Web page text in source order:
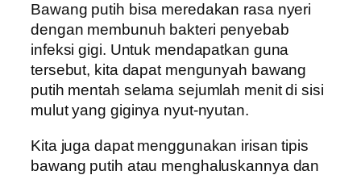
Bawang putih bisa meredakan rasa nyeri
dengan membunuh bakteri penyebab
infeksi gigi. Untuk mendapatkan guna
tersebut, kita dapat mengunyah bawang
putih mentah selama sejumlah menit di sisi
mulut yang giginya nyut-nyutan.
Kita juga dapat menggunakan irisan tipis
bawang putih atau menghaluskannya dan